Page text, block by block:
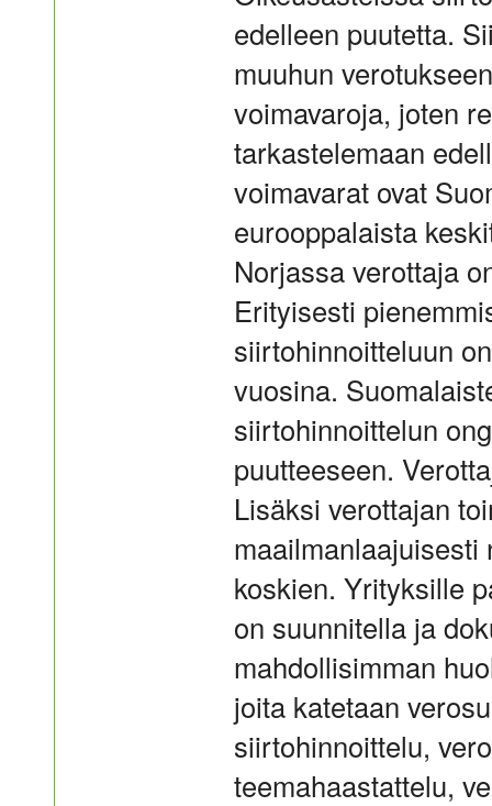
edelleen puutetta.
muuhun
voimavaroja, joten
tarkastelemaan
voimavarat ovat
eurooppalaista
Norjassa verottaja
Erityisesti
siirtohinnoitteluun
vuosina.
siirtohinnoittelun
puutteeseen.
Lisäksi verottajan
koskien. Yrityksille
on suunnitella ja
mahdollisimman
joita katetaan
siirtohinnoittelu,
teemahaastattelu,